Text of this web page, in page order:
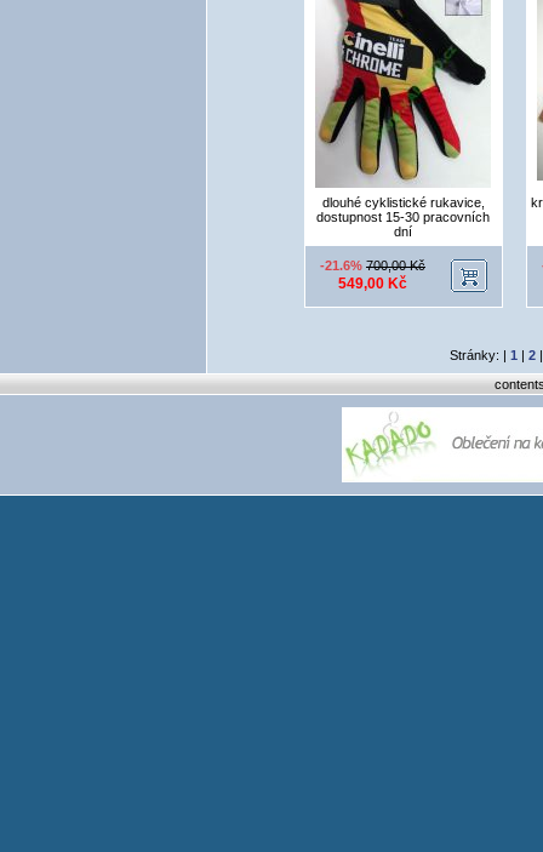
dlouhé cyklistické rukavice,
dostupnost 15-30 pracovních
dní
-21.6% 700,00 Kč
549,00 Kč
Stránky: | 1 | 2